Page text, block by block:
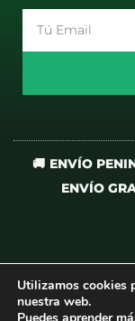
🚚 ENVÍO
ENVÍO
Utilizamos cookies
nuestra web.